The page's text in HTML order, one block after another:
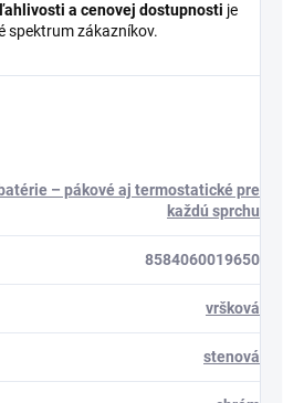
a cenovej dostupnosti je
spektrum zákazníkov.
– pákové aj termostatické pre
každú sprchu
8584060019650
vršková
stenová